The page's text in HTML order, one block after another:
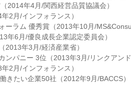
2014年4月/関西経営品質協議会）
2月/インフォランス）
ーラム 優秀賞（2013年10月/
年6月/優良成長企業認定委員会）
2013年3月/経済産業省）
ンパニー 3位（2013年3月/リンクアン
2月/インフォランス）
きたい企業50社（2012年9月/BACCS）